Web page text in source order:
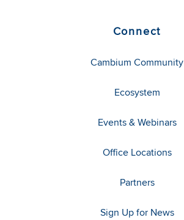
Connect
Cambium Community
Ecosystem
Events & Webinars
Office Locations
Partners
Sign Up for News